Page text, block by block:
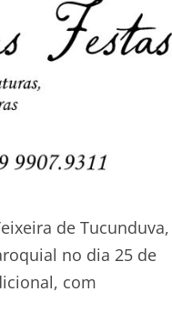
de Tucunduva,
no dia 25 de
com